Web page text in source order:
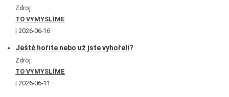
Zdroj:
TO VYMYSLÍME
2026-06-16
Ještě hoříte nebo už jste vyhořeli?
Zdroj:
TO VYMYSLÍME
2026-06-11